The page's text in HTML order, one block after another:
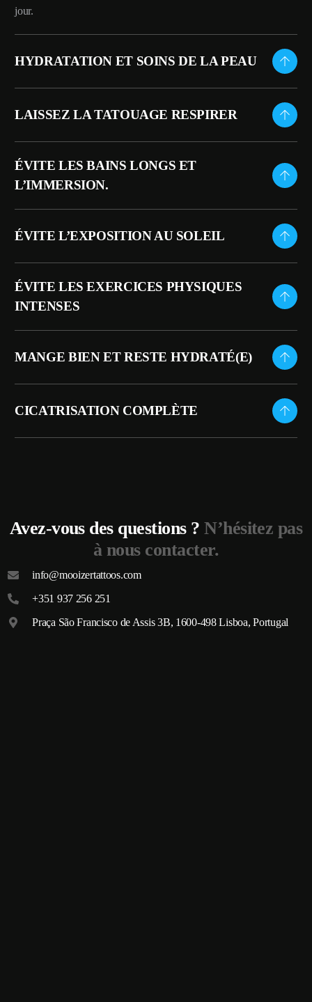
jour.
HYDRATATION ET SOINS DE LA PEAU
LAISSEZ LA TATOUAGE RESPIRER
ÉVITE LES BAINS LONGS ET
L’IMMERSION.
ÉVITE L’EXPOSITION AU SOLEIL
ÉVITE LES EXERCICES PHYSIQUES
INTENSES
MANGE BIEN ET RESTE HYDRATÉ(E)
CICATRISATION COMPLÈTE
Avez-vous des questions ? N’hésitez pas
à nous contacter.
info@mooizertattoos.com
+351 937 256 251
Praça São Francisco de Assis 3B, 1600-498 Lisboa, Portugal